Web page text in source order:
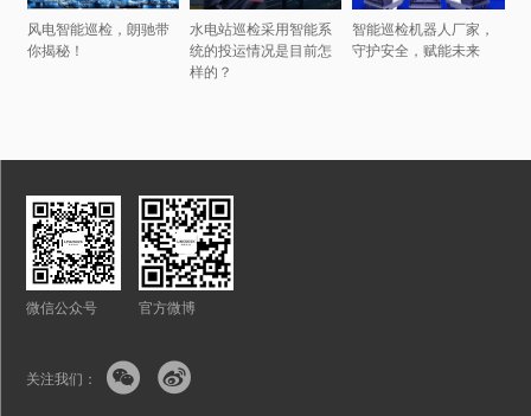
风电智能巡检，朗驰带
你揭秘！
水电站巡检采用智能系
统的投运情况是目前怎
样的？
智能巡检机器人厂家，
守护安全，赋能未来
微信公众号 官方微博
关注我们：  